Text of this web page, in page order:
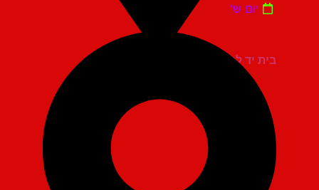
בית יד לבנים רעננה
יום ש'